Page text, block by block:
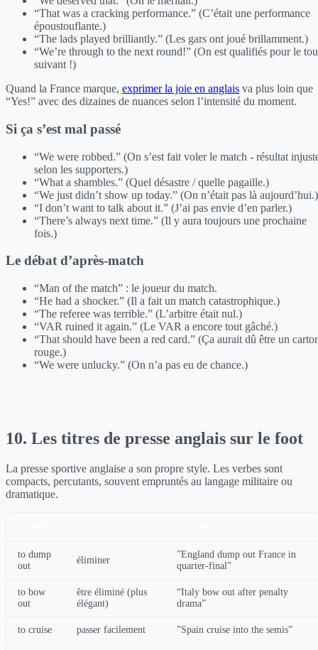
“That was a cracking performance.” (C’était une performance
époustouflante.)
“The lads played brilliantly.” (Les gars ont joué brillamment.)
“We’re through to the next round!” (On est qualifiés pour le
suivant !)
Quand la France marque, exprimer la joie en anglais va plus loin que
“Yes!” avec des dizaines de nuances selon l’intensité du moment.
Si ça s’est mal passé
“We were robbed.” (On s’est fait voler le match - résultat
selon les supporters.)
“What a shambles.” (Quel désastre / quelle pagaille.)
“We just didn’t show up today.” (On n’était pas là aujourd’hui.)
“I don’t want to talk about it.” (J’ai pas envie d’en parler.)
“There’s always next time.” (Il y aura toujours une prochaine
fois.)
Le débat d’après-match
“Man of the match” : le joueur du match.
“He had a shocker.” (Il a fait un match catastrophique.)
“The referee was terrible.” (L’arbitre était nul.)
“VAR ruined it again.” (Le VAR a encore tout gâché.)
“That should have been a red card.” (Ça aurait dû être un
rouge.)
“We were unlucky.” (On n’a pas eu de chance.)
10. Les titres de presse anglais sur le foot
La presse sportive anglaise a son propre style. Les verbes sont
compacts, percutants, souvent empruntés au langage militaire ou
dramatique.
to dump
out
éliminer
”England dump out France in
quarter-final”
to bow
out
être éliminé (plus
élégant)
“Italy bow out after penalty
drama”
to cruise passer facilement ”Spain cruise into the semis”